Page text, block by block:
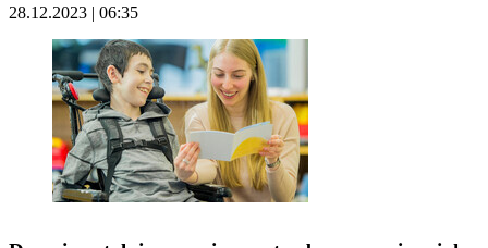
28.12.2023 | 06:35